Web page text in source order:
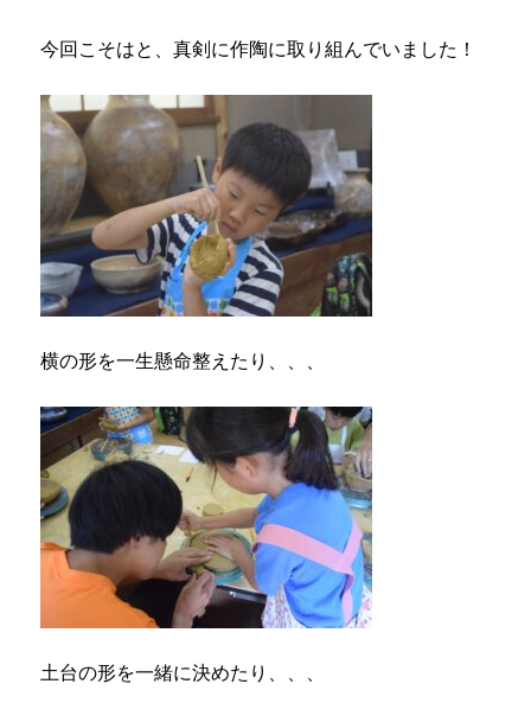
今回こそはと、真剣に作陶に取り組んでいました！
横の形を一生懸命整えたり、、、
土台の形を一緒に決めたり、、、